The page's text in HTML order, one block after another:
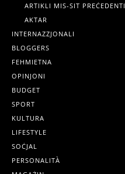
ARTIKLI MIS-SIT PREĊEDENTI
AKTAR
INTERNAZZJONALI
BLOGGERS
FEHMIETNA
OPINJONI
BUDGET
SPORT
KULTURA
LIFESTYLE
SOĊJAL
PERSONALITÀ